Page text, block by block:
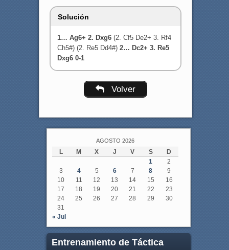
Solución
1… Ag6+ 2. Dxg6(2. Cf5 De2+ 3. Rf4
Ch5#) (2. Re5 Dd4#) 2… Dc2+ 3. Re5
Dxg6 0-1
Volver
AGOSTO 2026
L M X J V S
D
1
2
3
4 5 6 7 8
9
10
11 12 13 14 15
16
17
18 19 20 21 22
23
24
25 26 27 28 29
30
31
« Jul
Entrenamiento de Táctica